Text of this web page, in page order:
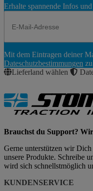
Erhalte spannende Infos
Abonnieren
Mit dem Eintragen deiner
Dateschutzbestimmungen
Lieferland wählen
Brauchst du Support?
Gerne unterstützen wir
unsere Produkte. Schreibe
wird sich schnellstmöglich
KUNDENSERVICE